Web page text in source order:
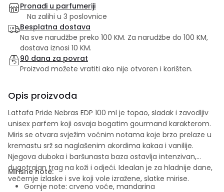
Pronađi u parfumeriji
Na zalihi u 3 poslovnice
Besplatna dostava
Na sve narudžbe preko 100 KM. Za narudžbe do 100 KM,
dostava iznosi 10 KM.
90 dana za povrat
Proizvod možete vratiti ako nije otvoren i korišten.
Opis proizvoda
Lattafa Pride Nebras EDP 100 ml je topao, sladak i zavodljiv
unisex parfem koji osvaja bogatim gourmand karakterom.
Miris se otvara svježim voćnim notama koje brzo prelaze u
kremastu srž sa naglašenim akordima kakaa i vanilije.
Njegova duboka i baršunasta baza ostavlja intenzivan,
dugotrajan trag na koži i odjeći. Idealan je za hladnije dane,
večernje izlaske i sve koji vole izražene, slatke mirise.
Mirisne note:
Gornje note: crveno voće, mandarina